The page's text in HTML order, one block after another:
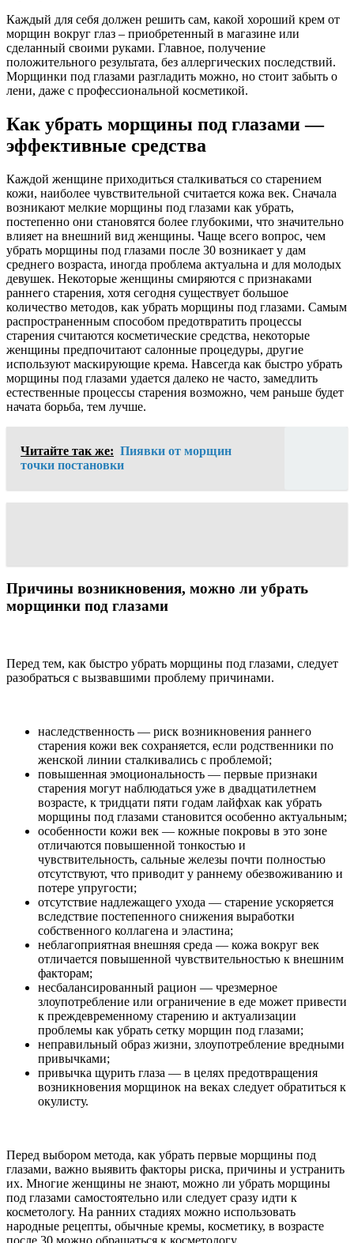
Каждый для себя должен решить сам, какой хороший крем от
морщин вокруг глаз – приобретенный в магазине или
сделанный своими руками. Главное, получение
положительного результата, без аллергических последствий.
Морщинки под глазами разгладить можно, но стоит забыть о
лени, даже с профессиональной косметикой.
Как убрать морщины под глазами —
эффективные средства
Каждой женщине приходиться сталкиваться со старением
кожи, наиболее чувствительной считается кожа век. Сначала
возникают мелкие морщины под глазами как убрать,
постепенно они становятся более глубокими, что значительно
влияет на внешний вид женщины. Чаще всего вопрос, чем
убрать морщины под глазами после 30 возникает у дам
среднего возраста, иногда проблема актуальна и для молодых
девушек. Некоторые женщины смиряются с признаками
раннего старения, хотя сегодня существует большое
количество методов, как убрать морщины под глазами. Самым
распространенным способом предотвратить процессы
старения считаются косметические средства, некоторые
женщины предпочитают салонные процедуры, другие
используют маскирующие крема. Навсегда как быстро убрать
морщины под глазами удается далеко не часто, замедлить
естественные процессы старения возможно, чем раньше будет
начата борьба, тем лучше.
Читайте так же: Пиявки от морщин
точки постановки
Причины возникновения, можно ли убрать
морщинки под глазами
Перед тем, как быстро убрать морщины под глазами, следует
разобраться с вызвавшими проблему причинами.
наследственность — риск возникновения раннего
старения кожи век сохраняется, если родственники по
женской линии сталкивались с проблемой;
повышенная эмоциональность — первые признаки
старения могут наблюдаться уже в двадцатилетнем
возрасте, к тридцати пяти годам лайфхак как убрать
морщины под глазами становится особенно актуальным;
особенности кожи век — кожные покровы в это зоне
отличаются повышенной тонкостью и
чувствительность, сальные железы почти полностью
отсутствуют, что приводит у раннему обезвоживанию и
потере упругости;
отсутствие надлежащего ухода — старение ускоряется
вследствие постепенного снижения выработки
собственного коллагена и эластина;
неблагоприятная внешняя среда — кожа вокруг век
отличается повышенной чувствительностью к внешним
факторам;
несбалансированный рацион — чрезмерное
злоупотребление или ограничение в еде может привести
к преждевременному старению и актуализации
проблемы как убрать сетку морщин под глазами;
неправильный образ жизни, злоупотребление вредными
привычками;
привычка щурить глаза — в целях предотвращения
возникновения морщинок на веках следует обратиться к
окулисту.
Перед выбором метода, как убрать первые морщины под
глазами, важно выявить факторы риска, причины и устранить
их. Многие женщины не знают, можно ли убрать морщины
под глазами самостоятельно или следует сразу идти к
косметологу. На ранних стадиях можно использовать
народные рецепты, обычные кремы, косметику, в возрасте
после 30 можно обращаться к косметологу.